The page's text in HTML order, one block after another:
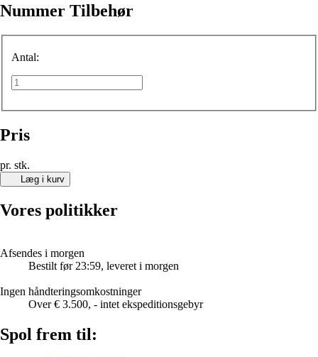
Nummer Tilbehør
Antal:
Pris
pr. stk.
Læg i kurv
Vores politikker
Afsendes i morgen
Bestilt før 23:59, leveret i morgen
Ingen håndteringsomkostninger
Over € 3.500, - intet ekspeditionsgebyr
Spol frem til: